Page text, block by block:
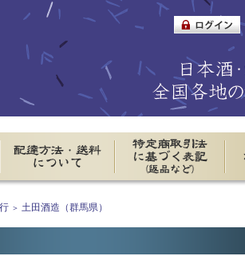
＞ 土田酒造（群馬県）